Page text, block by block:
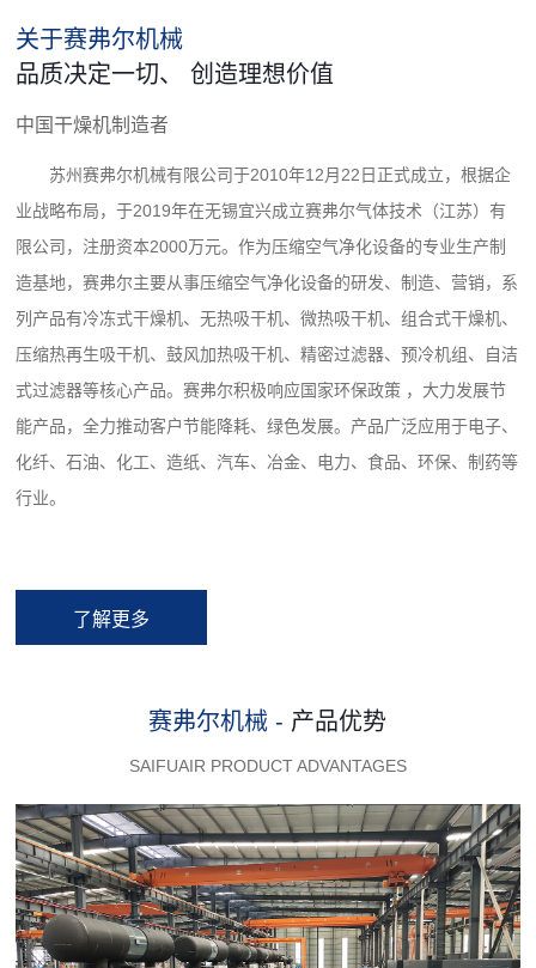
关于赛弗尔机械
品质决定一切、 创造理想价值
中国干燥机制造者
苏州赛弗尔机械有限公司于2010年12月22日正式成立，根据企
业战略布局，于2019年在无锡宜兴成立赛弗尔气体技术（江苏）有
限公司，注册资本2000万元。作为压缩空气净化设备的专业生产制
造基地，赛弗尔主要从事压缩空气净化设备的研发、制造、营销，系
列产品有冷冻式干燥机、无热吸干机、微热吸干机、组合式干燥机、
压缩热再生吸干机、鼓风加热吸干机、精密过滤器、预冷机组、自洁
式过滤器等核心产品。赛弗尔积极响应国家环保政策 ，大力发展节
能产品，全力推动客户节能降耗、绿色发展。产品广泛应用于电子、
化纤、石油、化工、造纸、汽车、冶金、电力、食品、环保、制药等
行业。
了解更多
赛弗尔机械 - 产品优势
SAIFUAIR PRODUCT ADVANTAGES